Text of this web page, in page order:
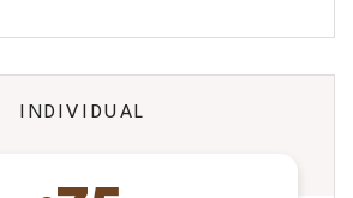
INDIVIDUAL